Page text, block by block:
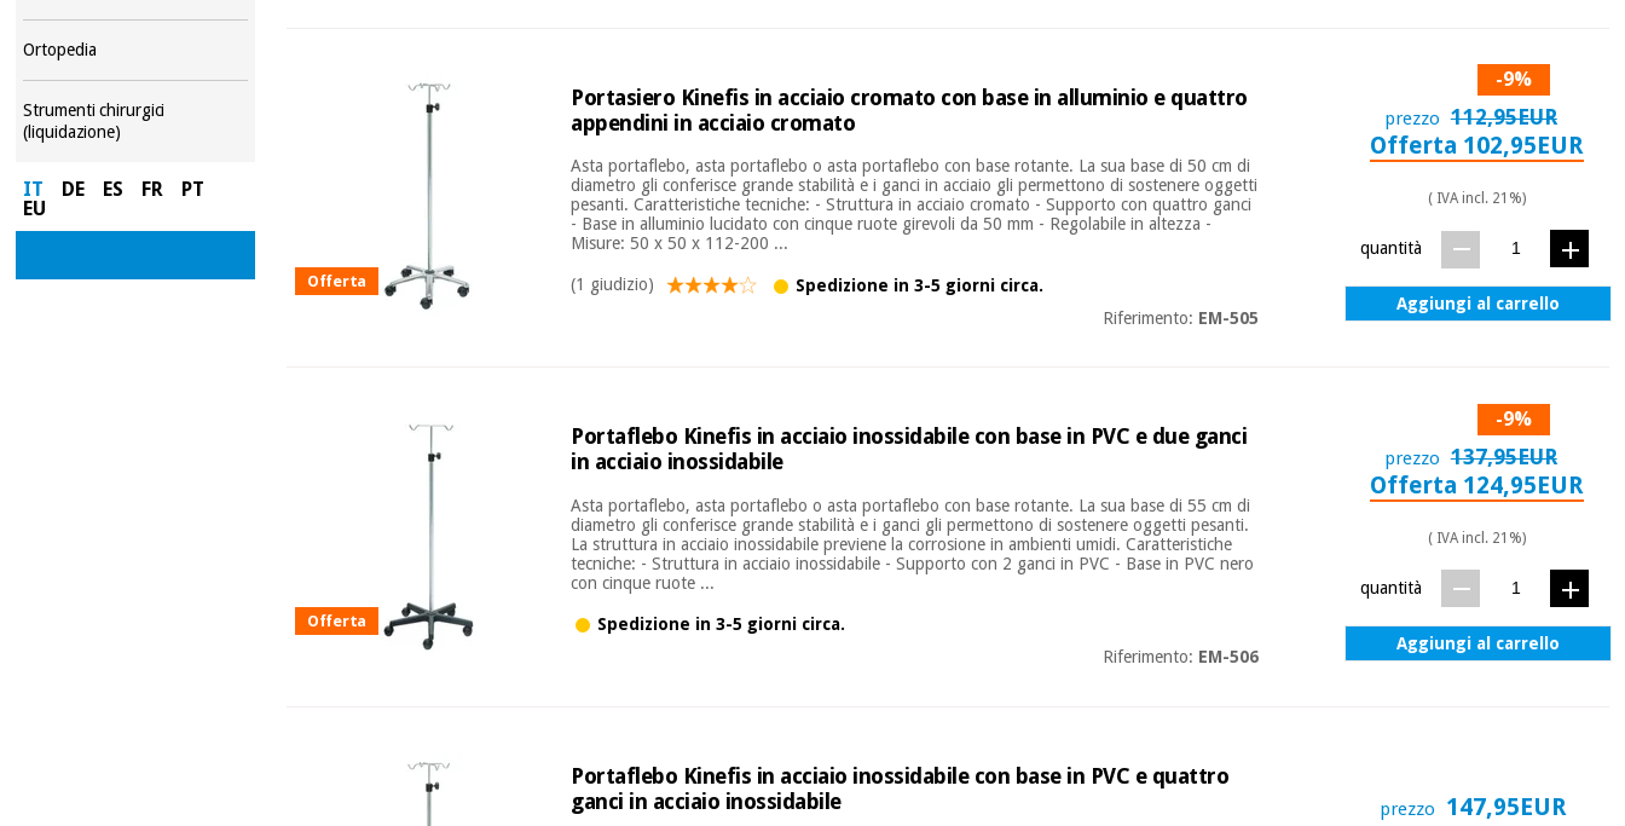
Ortopedia
Strumenti chirurgici
(liquidazione)
IT DE ES FR
PT
EU
Offerta
Portasiero Kinefis in acciaio cromato con base in alluminio e quattro
appendini in acciaio cromato
Asta portaflebo, asta portaflebo o asta portaflebo con base rotante. La sua base di 50 cm di
diametro gli conferisce grande stabilità e i ganci in acciaio gli permettono di sostenere oggetti
pesanti. Caratteristiche tecniche: - Struttura in acciaio cromato - Supporto con quattro ganci
- Base in alluminio lucidato con cinque ruote girevoli da 50 mm - Regolabile in altezza -
Misure: 50 x 50 x 112-200 ...
(1 giudizio)
Spedizione in 3-5 giorni circa.
Riferimento: EM-505
-9%
prezzo 112,95EUR
Offerta 102,95EUR
( IVA incl. 21%)
quantità
Aggiungi al carrello
Offerta
Portaflebo Kinefis in acciaio inossidabile con base in PVC e due ganci
in acciaio inossidabile
Asta portaflebo, asta portaflebo o asta portaflebo con base rotante. La sua base di 55 cm di
diametro gli conferisce grande stabilità e i ganci gli permettono di sostenere oggetti pesanti.
La struttura in acciaio inossidabile previene la corrosione in ambienti umidi. Caratteristiche
tecniche: - Struttura in acciaio inossidabile - Supporto con 2 ganci in PVC - Base in PVC nero
con cinque ruote ...
Spedizione in 3-5 giorni circa.
Riferimento: EM-506
-9%
prezzo 137,95EUR
Offerta 124,95EUR
( IVA incl. 21%)
quantità
Aggiungi al carrello
Portaflebo Kinefis in acciaio inossidabile con base in PVC e quattro
ganci in acciaio inossidabile
prezzo 147,95EUR